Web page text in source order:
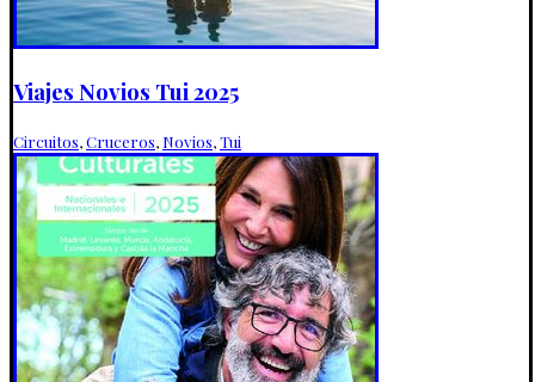
Viajes Novios Tui 2025
Circuitos,Cruceros, Novios,Tui